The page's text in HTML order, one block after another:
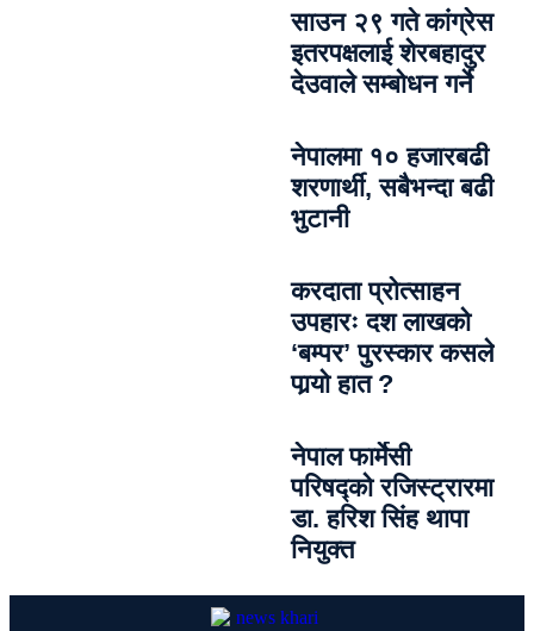
साउन २९ गते कांग्रेस
इतरपक्षलाई शेरबहादुर
देउवाले सम्बोधन गर्ने
नेपालमा १० हजारबढी
शरणार्थी, सबैभन्दा बढी
भुटानी
करदाता प्रोत्साहन
उपहारः दश लाखको
‘बम्पर’ पुरस्कार कसले
पार्‍याे हात ?
नेपाल फार्मेसी
परिषद्को रजिस्ट्रारमा
डा. हरिश सिंह थापा
नियुक्त